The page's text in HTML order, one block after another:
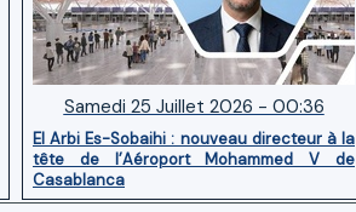
Samedi 25 Juillet 2026 - 00:36
El Arbi Es-Sobaihi : nouveau directeur à la
tête de l’Aéroport Mohammed V de
Casablanca